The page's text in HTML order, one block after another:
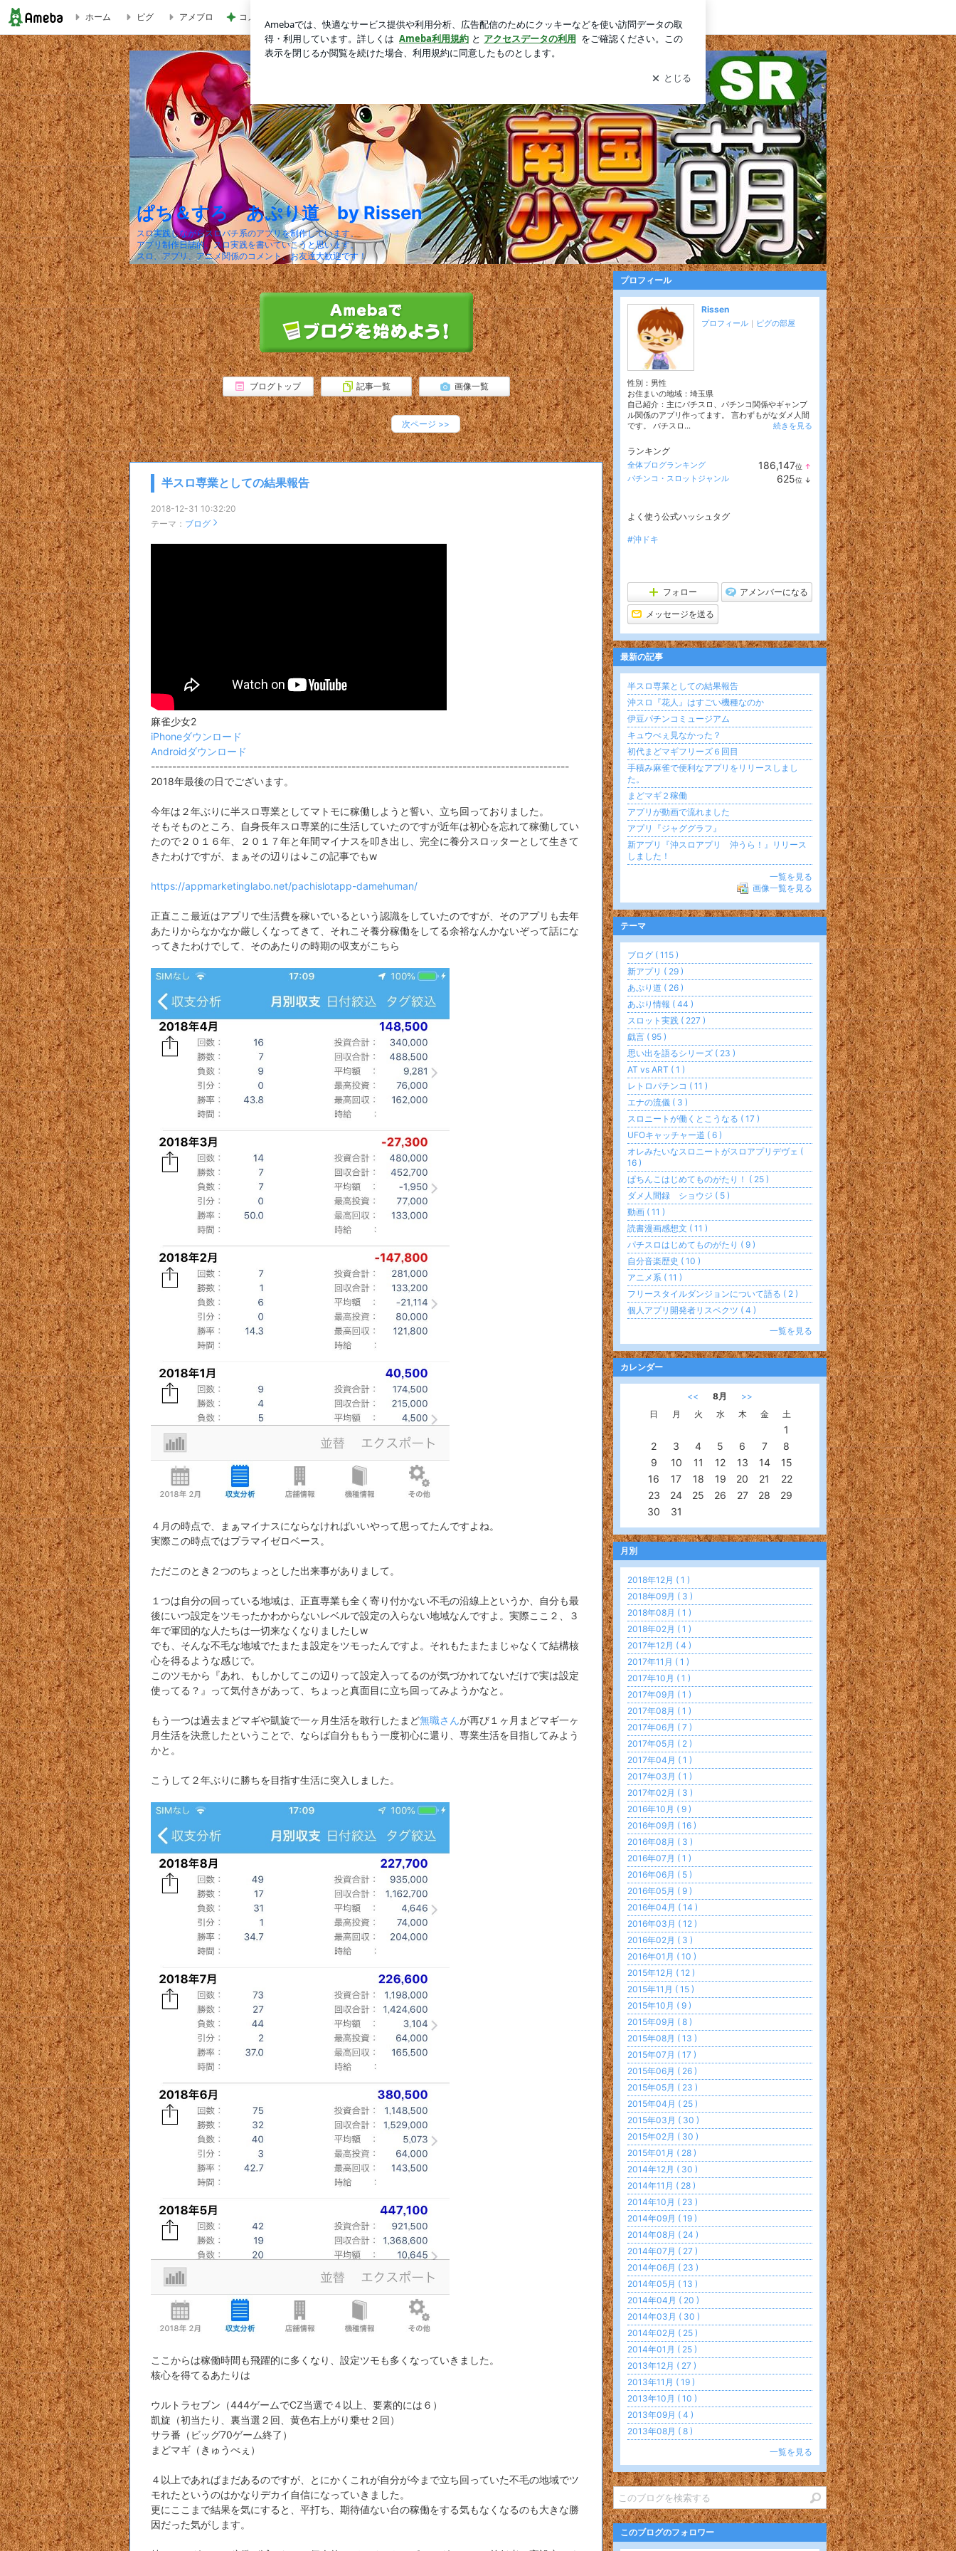
ぱち＆すろ あぷり道 by Rissen
ホーム ピグ アメブロ コメダのコンプしたくなる可愛い食玩 新規登録 ログイン
ぱち＆すろ あぷり道 by Rissen
スロ実践しながらスロパチ系のアプリを制作しています。
アプリ制作日誌的、スロ実践を書いていこうと思います。
スロ、アプリ、アニメ関係のコメント、お友達大歓迎です！
ブログトップ 記事一覧 画像一覧
次ページ >>
半スロ専業としての結果報告
2018-12-31 10:32:20
テーマ： ブログ
麻雀少女2
iPhoneダウンロード
Androidダウンロード
--------------------------------------------------------------------------------------------------
2018年最後の日でございます。
今年は２年ぶりに半スロ専業としてマトモに稼働しようと誓い、立ち回っておりました。
そもそものところ、自身長年スロ専業的に生活していたのですが近年は初心を忘れて稼働してい
たので２０１６年、２０１７年と年間マイナスを叩き出し、完全に養分スロッターとして生きて
きたわけですが、まぁその辺りは↓この記事でもw
https://appmarketinglabo.net/pachislotapp-damehuman/
正直ここ最近はアプリで生活費を稼いでいるという認識をしていたのですが、そのアプリも去年
あたりからなかなか厳しくなってきて、それこそ養分稼働をしてる余裕なんかないぞって話にな
ってきたわけでして、そのあたりの時期の収支がこちら
４月の時点で、まぁマイナスにならなければいいやって思ってたんですよね。
実際この時点ではプラマイゼロベース。
ただこのとき２つのちょっとした出来事がありまして。
１つは自分の回っている地域は、正直専業も全く寄り付かない不毛の沿線上というか、自分も最
後にいつ設定をツモったかわからないレベルで設定の入らない地域なんですよ。実際ここ２、３
年で軍団的な人たちは一切来なくなりましたしw
でも、そんな不毛な地域でたまたま設定をツモったんですよ。それもたまたまじゃなくて結構核
心を得るような感じで。
このツモから『あれ、もしかしてこの辺りって設定入ってるのが気づかれてないだけで実は設定
使ってる？』って気付きがあって、ちょっと真面目に立ち回ってみようかなと。
もう一つは過去まどマギや凱旋で一ヶ月生活を敢行したまど無職さんが再び１ヶ月まどマギ一ヶ
月生活を決意したということで、ならば自分ももう一度初心に還り、専業生活を目指してみよう
かと。
こうして２年ぶりに勝ちを目指す生活に突入しました。
ここからは稼働時間も飛躍的に多くなり、設定ツモも多くなっていきました。
核心を得てるあたりは
ウルトラセブン（444ゲームでCZ当選で４以上、要素的には６）
凱旋（初当たり、裏当選２回、黄色右上がり乗せ２回）
サラ番（ビッグ70ゲーム終了）
まどマギ（きゅうべぇ）
４以上であればまだあるのですが、とにかくこれが自分が今まで立ち回っていた不毛の地域でツ
モれたというのはかなりデカイ自信になっていきました。
更にここまで結果を気にすると、平打ち、期待値ない台の稼働をする気もなくなるのも大きな勝
因だった気がします。
プロフィール
Rissen
プロフィール ｜ ピグの部屋
性別： 男性
お住まいの地域： 埼玉県
自己紹介：主にパチスロ、パチンコ関係やギャンブ
ル関係のアプリ作ってます。 言わずもがなダメ人間
です。 パチスロ...
続きを見る
ランキング
全体ブログランキング 186,147位 ↑
パチンコ・スロットジャンル 625位 ↓
よく使う公式ハッシュタグ
#沖ドキ
フォロー アメンバーになる
メッセージを送る
最新の記事
半スロ専業としての結果報告
沖スロ『花人』はすごい機種なのか
伊豆パチンコミュージアム
キュウべぇ見なかった？
初代まどマギフリーズ６回目
手積み麻雀で便利なアプリをリリースしまし
た。
まどマギ２稼働
アプリが動画で流れました
アプリ『ジャググラフ』
新アプリ『沖スロアプリ 沖うら！』リリース
しました！
一覧を見る
画像一覧を見る
テーマ
ブログ ( 115 )
新アプリ ( 29 )
あぷり道 ( 26 )
あぷり情報 ( 44 )
スロット実践 ( 227 )
戯言 ( 95 )
思い出を語るシリーズ ( 23 )
AT vs ART ( 1 )
レトロパチンコ ( 11 )
エナの流儀 ( 3 )
スロニートが働くとこうなる ( 17 )
UFOキャッチャー道 ( 6 )
オレみたいなスロニートがスロアプリデヴェ (
16 )
ぱちんこはじめてものがたり！ ( 25 )
ダメ人間録 ショウジ ( 5 )
動画 ( 11 )
読書漫画感想文 ( 11 )
パチスロはじめてものがたり ( 9 )
自分音楽歴史 ( 10 )
アニメ系 ( 11 )
フリースタイルダンジョンについて語る ( 2 )
個人アプリ開発者リスペクツ ( 4 )
一覧を見る
カレンダー
<< 8月
>>
日
月 火 水 木 金 土
1
2
3 4 5 6 7
8
9
10 11 12 13 14
15
16
17 18 19 20 21
22
23
24 25 26 27 28
29
30
31
月別
2018年12月 ( 1 )
2018年09月 ( 3 )
2018年08月 ( 1 )
2018年02月 ( 1 )
2017年12月 ( 4 )
2017年11月 ( 1 )
2017年10月 ( 1 )
2017年09月 ( 1 )
2017年08月 ( 1 )
2017年06月 ( 7 )
2017年05月 ( 2 )
2017年04月 ( 1 )
2017年03月 ( 1 )
2017年02月 ( 3 )
2016年10月 ( 9 )
2016年09月 ( 16 )
2016年08月 ( 3 )
2016年07月 ( 1 )
2016年06月 ( 5 )
2016年05月 ( 9 )
2016年04月 ( 14 )
2016年03月 ( 12 )
2016年02月 ( 3 )
2016年01月 ( 10 )
2015年12月 ( 12 )
2015年11月 ( 15 )
2015年10月 ( 9 )
2015年09月 ( 8 )
2015年08月 ( 13 )
2015年07月 ( 17 )
2015年06月 ( 26 )
2015年05月 ( 23 )
2015年04月 ( 25 )
2015年03月 ( 30 )
2015年02月 ( 30 )
2015年01月 ( 28 )
2014年12月 ( 30 )
2014年11月 ( 28 )
2014年10月 ( 23 )
2014年09月 ( 19 )
2014年08月 ( 24 )
2014年07月 ( 27 )
2014年06月 ( 23 )
2014年05月 ( 13 )
2014年04月 ( 20 )
2014年03月 ( 30 )
2014年02月 ( 25 )
2014年01月 ( 25 )
2013年12月 ( 27 )
2013年11月 ( 19 )
2013年10月 ( 10 )
2013年09月 ( 4 )
2013年08月 ( 8 )
一覧を見る
このブログのフォロワー